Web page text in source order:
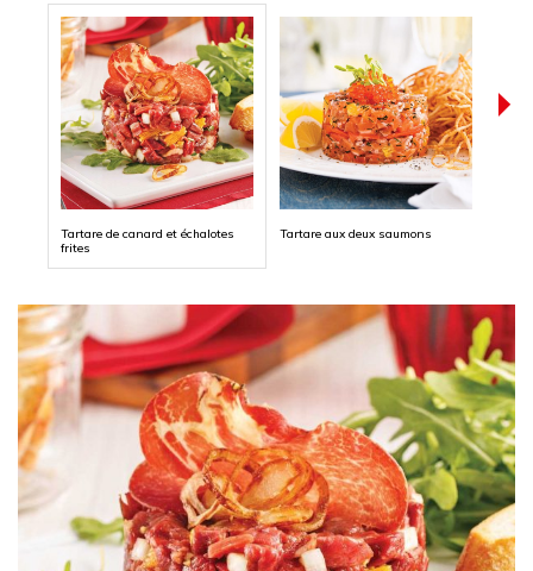
Tartare de canard et échalotes
frites
Tartare aux deux saumons